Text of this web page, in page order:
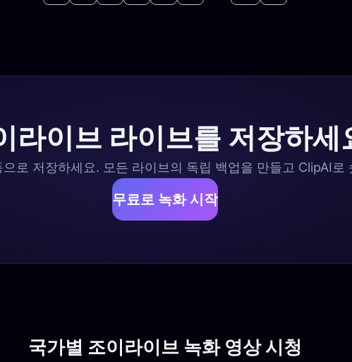
라이브 라이브를 저장하세
로 저장하세요. 모든 라이브의 독립 백업을 만들고 ClipAI로
무료로 녹화 시작
국가별 조이라이브 녹화 영상 시청